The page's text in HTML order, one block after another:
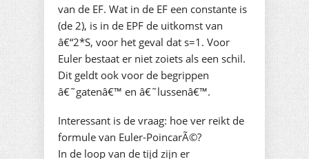
van de EF. Wat in de EF een constante is
(de 2), is in de EPF de uitkomst van
â€“2*S, voor het geval dat s=1. Voor
Euler bestaat er niet zoiets als een schil.
Dit geldt ook voor de begrippen
â€˜gatenâ€™ en â€˜lussenâ€™.
Interessant is de vraag: hoe ver reikt de
formule van Euler-PoincarÃ©?
In de loop van de tijd zijn er